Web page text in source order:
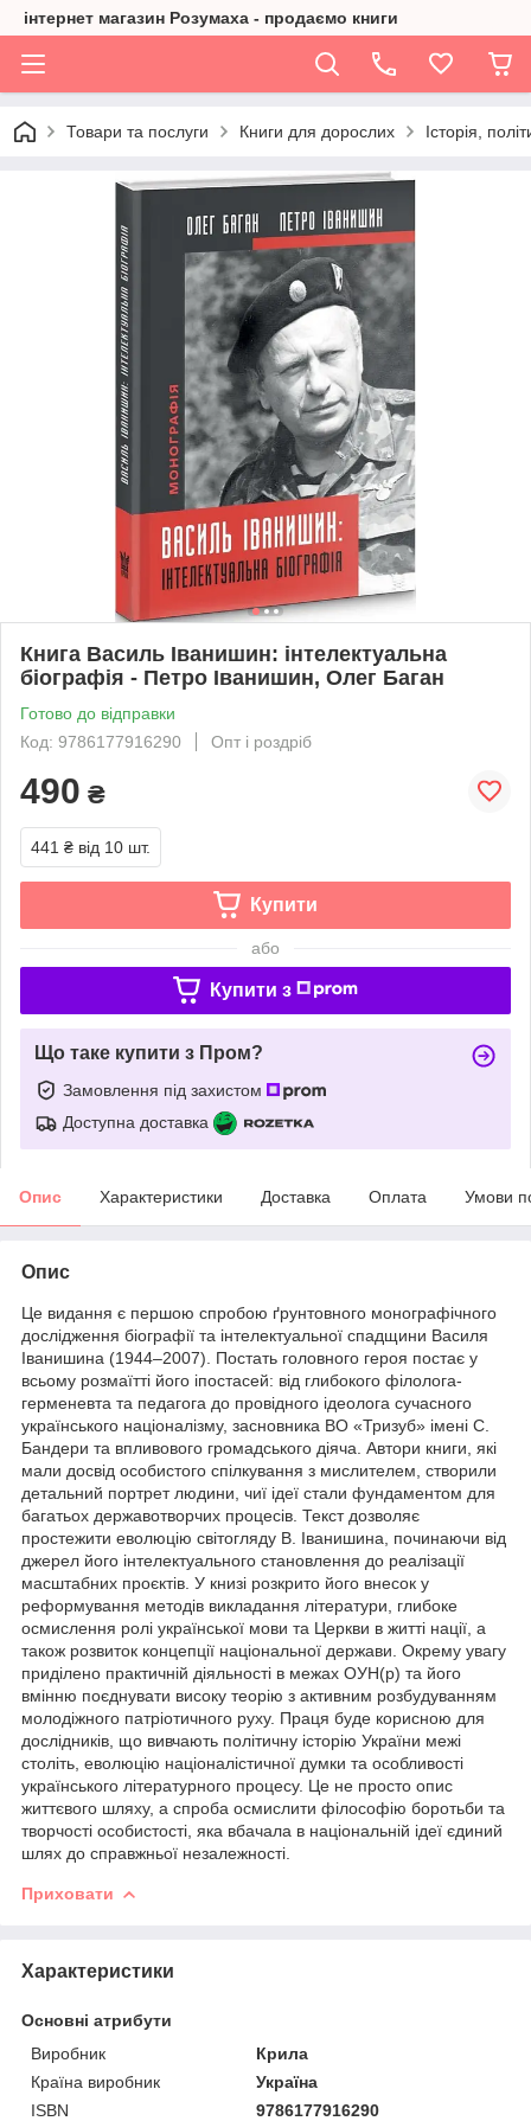
інтернет магазин Розумаха - продаємо книги
Товари та послуги Книги для дорослих Історія,
Книга Василь Іванишин: інтелектуальна
біографія - Петро Іванишин, Олег Баган
Готово до відправки
Код: 9786177916290
Опт і роздріб
490 ₴
441 ₴ від 10 шт.
Купити
або
Купити з
Що таке купити з Пром?
Замовлення під захистом
Доступна доставка
Опис Характеристики Доставка Оплата Умови
Опис
Це видання є першою спробою ґрунтовного монографічного
дослідження біографії та інтелектуальної спадщини Василя
Іванишина (1944–2007). Постать головного героя постає у
всьому розмаїтті його іпостасей: від глибокого філолога-
герменевта та педагога до провідного ідеолога сучасного
українського націоналізму, засновника ВО «Тризуб» імені С.
Бандери та впливового громадського діяча. Автори книги, які
мали досвід особистого спілкування з мислителем, створили
детальний портрет людини, чиї ідеї стали фундаментом для
багатьох державотворчих процесів. Текст дозволяє
простежити еволюцію світогляду В. Іванишина, починаючи від
джерел його інтелектуального становлення до реалізації
масштабних проєктів. У книзі розкрито його внесок у
реформування методів викладання літератури, глибоке
осмислення ролі української мови та Церкви в житті нації, а
також розвиток концепції національної держави. Окрему увагу
приділено практичній діяльності в межах ОУН(р) та його
вмінню поєднувати високу теорію з активним розбудуванням
молодіжного патріотичного руху. Праця буде корисною для
дослідників, що вивчають політичну історію України межі
століть, еволюцію націоналістичної думки та особливості
українського літературного процесу. Це не просто опис
життєвого шляху, а спроба осмислити філософію боротьби та
творчості особистості, яка вбачала в національній ідеї єдиний
шлях до справжньої незалежності.
Приховати
Характеристики
Основні атрибути
Виробник
Крила
Країна виробник
Україна
ISBN
9786177916290